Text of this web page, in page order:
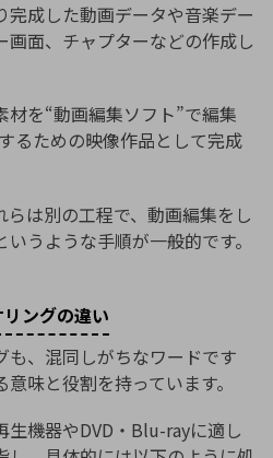
完成した動画データや音楽デー
画面、チャプターなどの作成し
を“動画編集ソフト”で編集
るための映像作品として完成
は別の工程で、動画編集をし
うような手順が一般的です。
ングの違い
も、混同しがちなワードです
味と役割を持っています。
生機器やDVD・Blu-rayに適し